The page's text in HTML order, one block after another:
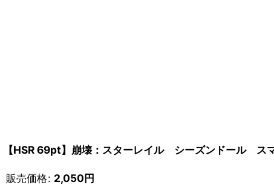
【HSR 69pt】崩壊：スターレイル シーズンドール
販売価格: 2,050円